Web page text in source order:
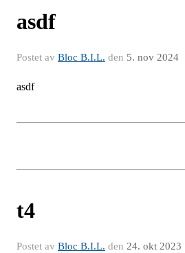
asdf
Postet av Bloc B.I.L. den 5. nov 2024
asdf
t4
Postet av Bloc B.I.L. den 24. okt 2023